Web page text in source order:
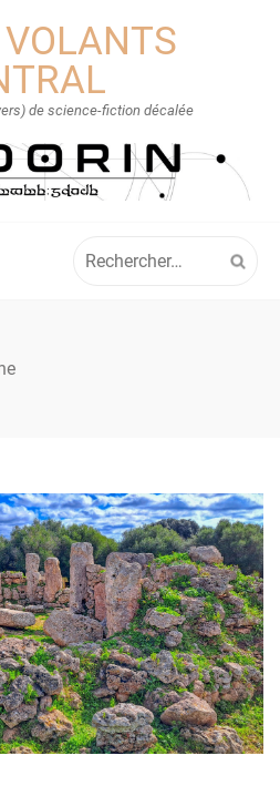
de science-fiction décalée